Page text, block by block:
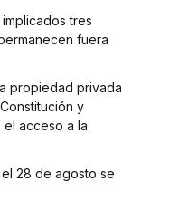
tres
fuera
propiedad privada
y
acceso a la
28 de agosto se